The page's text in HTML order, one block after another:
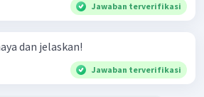
Jawaban terverifikasi
dan jelaskan!
Jawaban terverifikasi